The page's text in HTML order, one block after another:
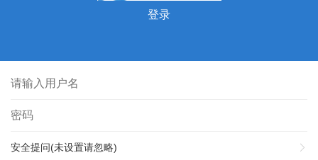
登录
安全提问(未设置请忽略)